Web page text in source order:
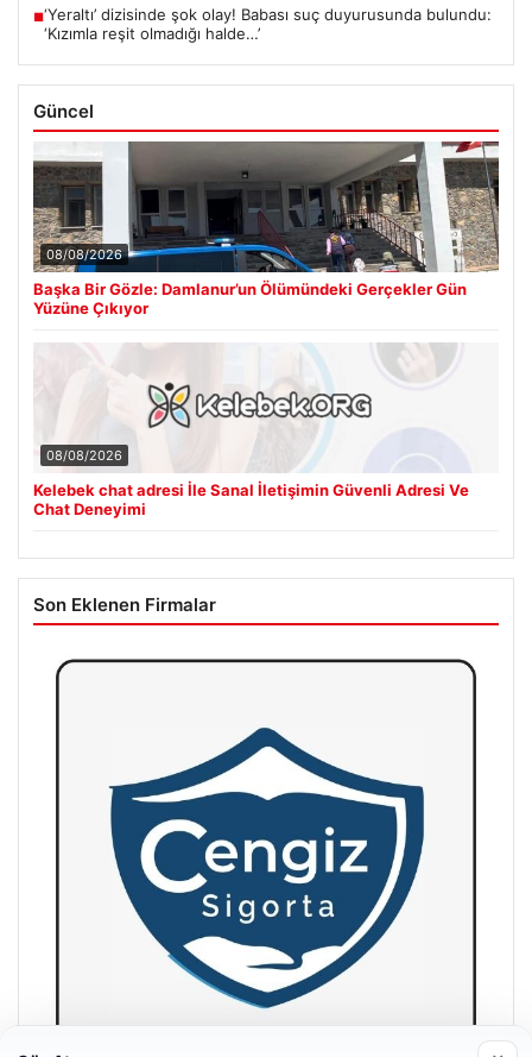
■‘Yeraltı’ dizisinde şok olay! Babası suç duyurusunda bulundu:
‘Kızımla reşit olmadığı halde…’
Güncel
08/08/2026
Başka Bir Gözle: Damlanur’un Ölümündeki Gerçekler Gün
Yüzüne Çıkıyor
08/08/2026
Kelebek chat adresi İle Sanal İletişimin Güvenli Adresi Ve
Chat Deneyimi
Son Eklenen Firmalar